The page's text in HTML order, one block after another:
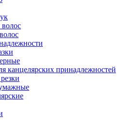
волос
канцелярских принадлежностей